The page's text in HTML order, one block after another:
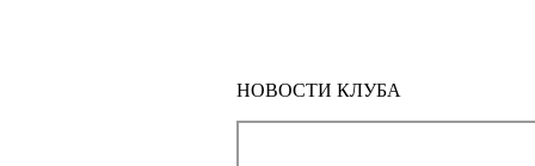
НОВОСТИ КЛУБА